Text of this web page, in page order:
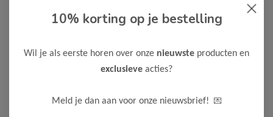
10% korting op je bestelling
Wil je als eerste horen over onze nieuwste producten en
exclusieve acties?
Meld je dan aan voor onze nieuwsbrief! 💌